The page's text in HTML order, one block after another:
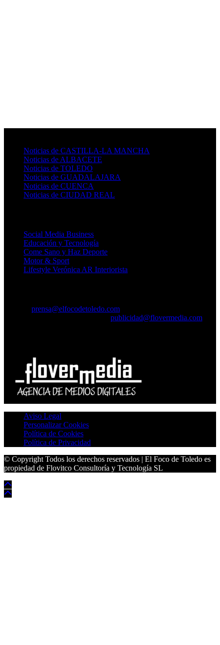
Noticias de CASTILLA-LA MANCHA
Noticias de ALBACETE
Noticias de TOLEDO
Noticias de GUADALAJARA
Noticias de CUENCA
Noticias de CIUDAD REAL
Social Media Business
Educación y Tecnología
Come Sano y Haz Deporte
Motor & Sport
Lifestyle Verónica AR Interiorista
prensa@elfocodetoledo.com
publicidad@flovermedia.com
Aviso Legal
Personalizar Cookies
Política de Cookies
Política de Privacidad
© Copyright Todos los derechos reservados | El Foco de Toledo es
propiedad de Flovitco Consultoría y Tecnología SL